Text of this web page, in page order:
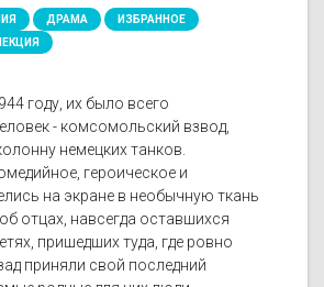
ДРАМА
ИЗБРАННОЕ
году, их было всего
- комсомольский взвод,
немецких танков.
героическое и
на экране в необычную ткань
отцах, навсегда оставшихся
пришедших туда, где ровно
приняли свой последний